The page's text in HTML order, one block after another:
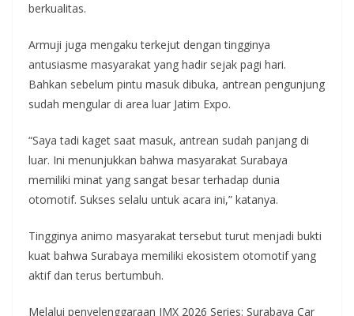
berkualitas.
Armuji juga mengaku terkejut dengan tingginya
antusiasme masyarakat yang hadir sejak pagi hari.
Bahkan sebelum pintu masuk dibuka, antrean pengunjung
sudah mengular di area luar Jatim Expo.
“Saya tadi kaget saat masuk, antrean sudah panjang di
luar. Ini menunjukkan bahwa masyarakat Surabaya
memiliki minat yang sangat besar terhadap dunia
otomotif. Sukses selalu untuk acara ini,” katanya.
Tingginya animo masyarakat tersebut turut menjadi bukti
kuat bahwa Surabaya memiliki ekosistem otomotif yang
aktif dan terus bertumbuh.
Melalui penyelenggaraan IMX 2026 Series: Surabaya Car